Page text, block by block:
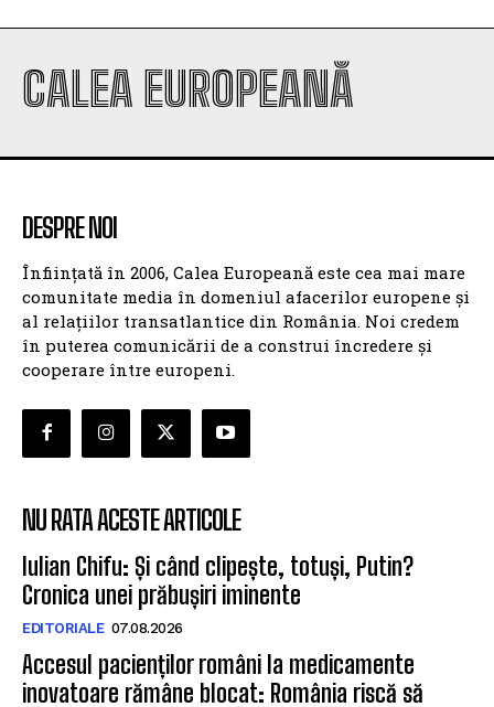
CALEA EUROPEANĂ
DESPRE NOI
Înființată în 2006, Calea Europeană este cea mai mare
comunitate media în domeniul afacerilor europene și
al relațiilor transatlantice din România. Noi credem
în puterea comunicării de a construi încredere și
cooperare între europeni.
NU RATA ACESTE ARTICOLE
Iulian Chifu: Și când clipește, totuși, Putin?
Cronica unei prăbușiri iminente
EDITORIALE 07.08.2026
Accesul pacienților români la medicamente
inovatoare rămâne blocat: România riscă să